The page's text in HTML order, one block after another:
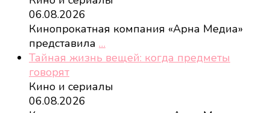
06.08.2026
Кинопрокатная компания «Арна Медиа»
представила …
Тайная жизнь вещей: когда предметы
говорят
Кино и сериалы
06.08.2026